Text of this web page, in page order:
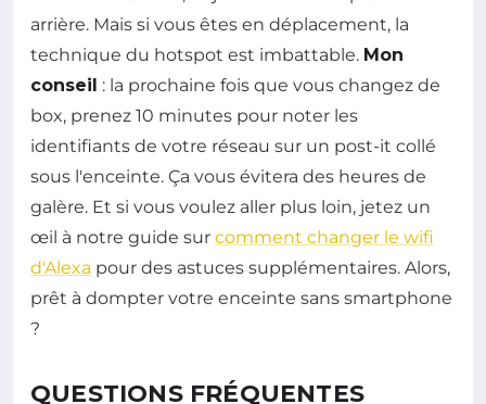
arrière. Mais si vous êtes en déplacement, la
technique du hotspot est imbattable. Mon
conseil : la prochaine fois que vous changez de
box, prenez 10 minutes pour noter les
identifiants de votre réseau sur un post-it collé
sous l'enceinte. Ça vous évitera des heures de
galère. Et si vous voulez aller plus loin, jetez un
œil à notre guide sur comment changer le wifi
d'Alexa pour des astuces supplémentaires. Alors,
prêt à dompter votre enceinte sans smartphone
?
QUESTIONS FRÉQUENTES